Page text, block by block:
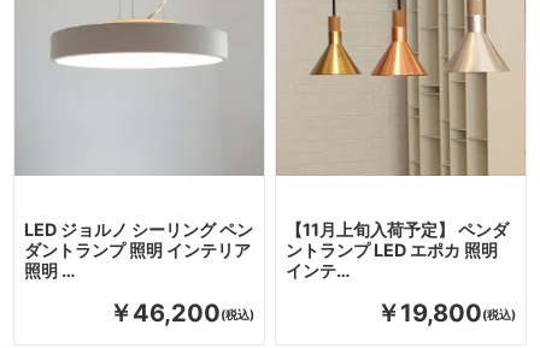
LED ジョルノ シーリング ペン
ダントランプ 照明 インテリア
照明 …
￥46,200
【11月上旬入荷予定】 ペンダ
ントランプ LED エポカ 照明
インテ…
￥19,800